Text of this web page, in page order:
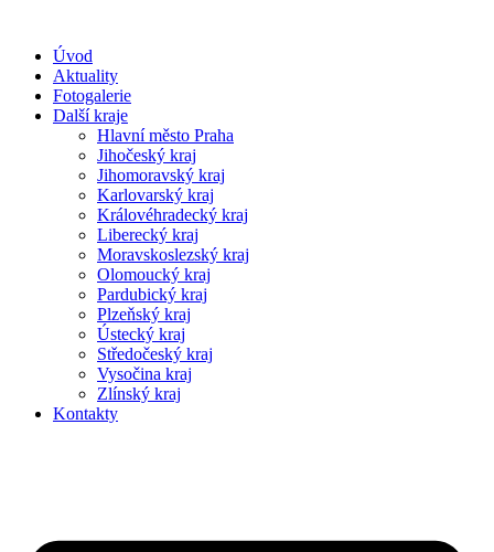
Úvod
Aktuality
Fotogalerie
Další kraje
Hlavní město Praha
Jihočeský kraj
Jihomoravský kraj
Karlovarský kraj
Královéhradecký kraj
Liberecký kraj
Moravskoslezský kraj
Olomoucký kraj
Pardubický kraj
Plzeňský kraj
Ústecký kraj
Středočeský kraj
Vysočina kraj
Zlínský kraj
Kontakty